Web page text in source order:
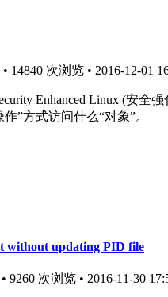
14840 次浏览 • 2016-12-01
Enhanced Linux (安全强
作”方式访问什么“对象”。
without updating PID file
9260 次浏览 • 2016-11-30